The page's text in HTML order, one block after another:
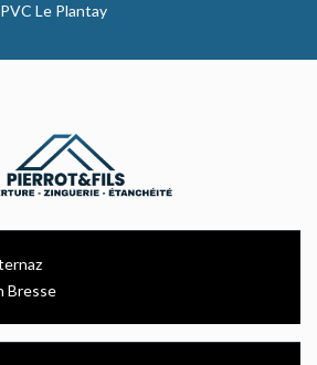
Le Plantay
Bresse